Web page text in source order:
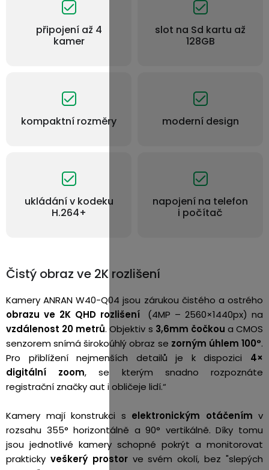
připojení až 4
kamer
slot na Sd kartu až
128GB
kompaktní rozměry moderní design
ukládání v kodeku
H.264+
napojení na telefon
i počítač
Čistý obraz ve 2K rozlišení
Kamery ANRAN W40-Q04 jsou zárukou čistého a ostrého
obrazu ve 2K QHD rozlišení (4MP – 2560×1440px) na
vzdálenost 20 metrů. Objektiv s 3,6mm čočkou a CMOS
senzorem snímá širokoúhlý obraz se zorným úhlem 100°.
Pro přiblížení nejmenších detailů je k dispozici 4×
digitální zoom, se kterým snadno rozpoznáte
registrační značky aut i obličeje lidí.“
Kamery mají konstrukci s elektronickým otáčením v
rozsahu 355° horizontálně a 90° vertikálně. Díky tomu
jsou jednotlivé kamery schopné pokrýt a monitorovat
prakticky veškerý prostorve svém okolí, bez "slepých